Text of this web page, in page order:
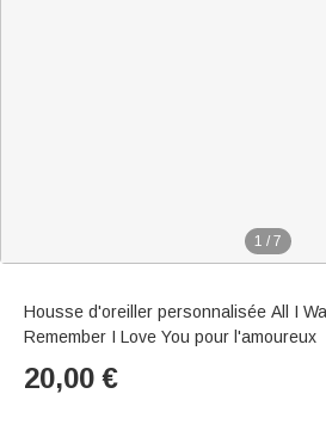
1 / 7
Housse d'oreiller personnalisée All I
Remember I Love You pour l'amoureux
20,00 €